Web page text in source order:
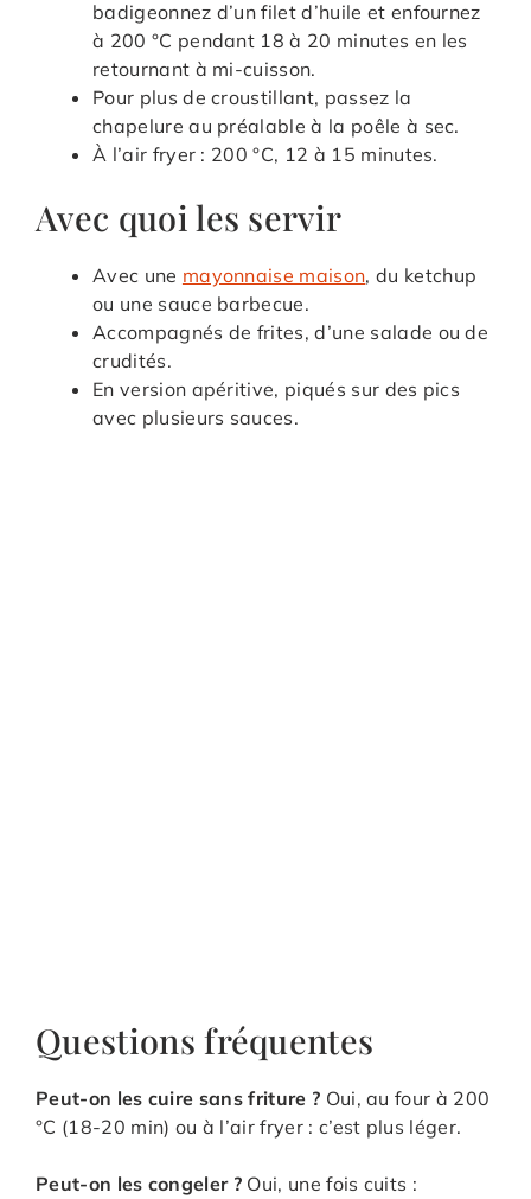
badigeonnez d’un filet d’huile et enfournez
à 200 °C pendant 18 à 20 minutes en les
retournant à mi-cuisson.
Pour plus de croustillant, passez la
chapelure au préalable à la poêle à sec.
À l’air fryer : 200 °C, 12 à 15 minutes.
Avec quoi les servir
Avec une mayonnaise maison, du ketchup
ou une sauce barbecue.
Accompagnés de frites, d’une salade ou de
crudités.
En version apéritive, piqués sur des pics
avec plusieurs sauces.
Questions fréquentes
Peut-on les cuire sans friture ? Oui, au four à 200
°C (18-20 min) ou à l’air fryer : c’est plus léger.
Peut-on les congeler ? Oui, une fois cuits :